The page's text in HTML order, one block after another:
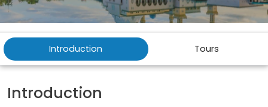
Introduction Tours
Introduction